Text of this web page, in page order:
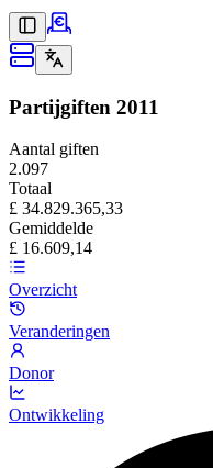
Partijgiften 2011
Aantal giften
2.097
Totaal
£ 34.829.365,33
Gemiddelde
£ 16.609,14
Overzicht
Veranderingen
Donor
Ontwikkeling